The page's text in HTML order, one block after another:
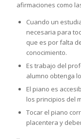
afirmaciones como
Cuando un
necesaria para
que es por falta
conocimiento.
Es trabajo del
alumno obtenga
El piano es
los principios del
Tocar el piano
placentera y